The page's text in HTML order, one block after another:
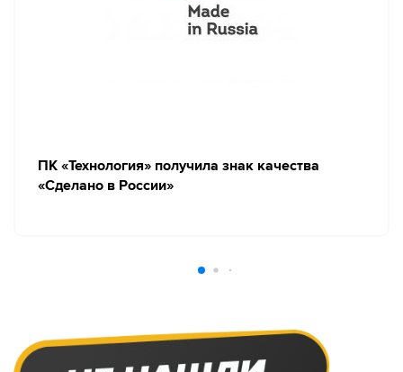
ПК «Технология» получила знак качества
«Сделано в России»